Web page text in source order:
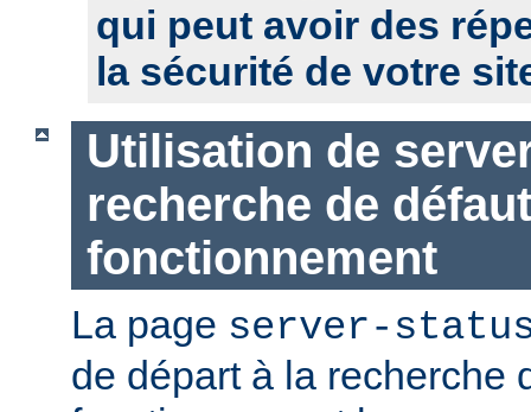
qui peut avoir des
la sécurité de votre
Utilisation de
recherche de
fonctionnement
La page server-
de départ à la recherche